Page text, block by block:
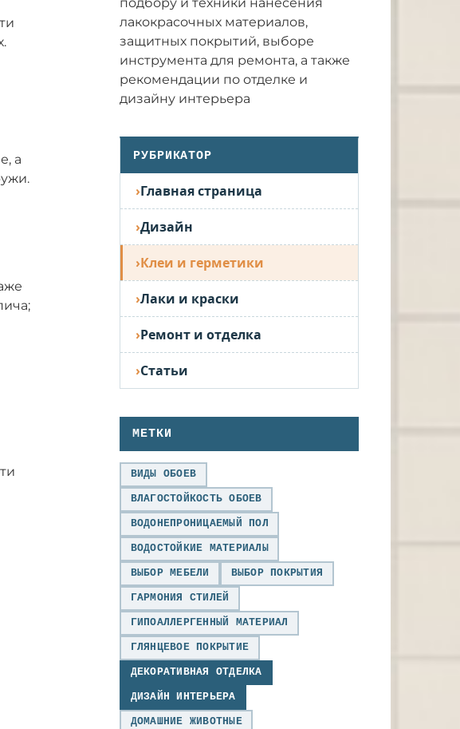
а
лакокрасочных материалов,
защитных покрытий, выборе
инструмента для ремонта, а также
рекомендации по отделке и
дизайну интерьера
РУБРИКАТОР
Главная страница
Дизайн
Клеи и герметики
Лаки и краски
Ремонт и отделка
Статьи
МЕТКИ
ВИДЫ ОБОЕВ
ВЛАГОСТОЙКОСТЬ ОБОЕВ
ВОДОНЕПРОНИЦАЕМЫЙ ПОЛ
ВОДОСТОЙКИЕ МАТЕРИАЛЫ
ВЫБОР МЕБЕЛИ ВЫБОР ПОКРЫТИЯ
ГАРМОНИЯ СТИЛЕЙ
ГИПОАЛЛЕРГЕННЫЙ МАТЕРИАЛ
ГЛЯНЦЕВОЕ ПОКРЫТИЕ
ДЕКОРАТИВНАЯ ОТДЕЛКА
ДИЗАЙН ИНТЕРЬЕРА
ДОМАШНИЕ ЖИВОТНЫЕ